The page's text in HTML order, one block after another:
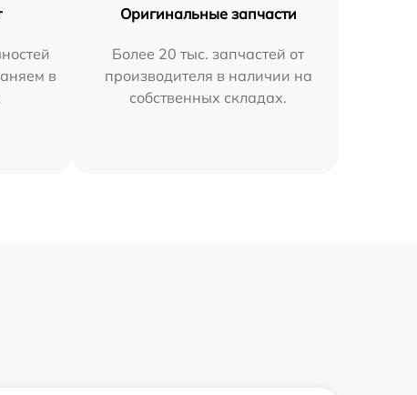
в
Оригинальные запчасти
Более 20 тыс. запчастей от
производителя в наличии на
собственных складах.